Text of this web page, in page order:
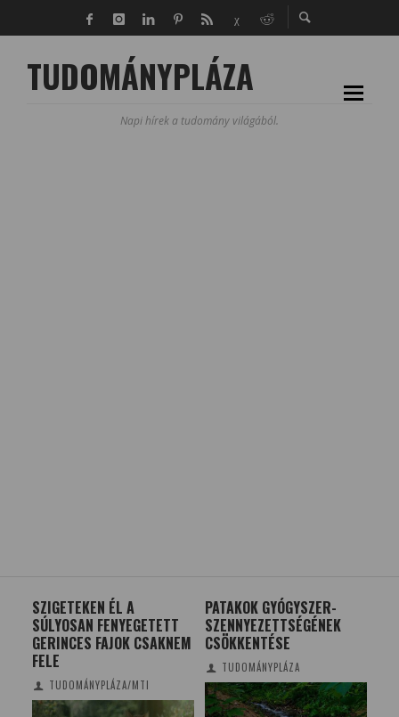
TUDOMÁNYPLÁZA
Napi hírek a tudomány világából.
SZIGETEKEN ÉL A
SÚLYOSAN FENYEGETETT
GERINCES FAJOK CSAKNEM
FELE
TUDOMÁNYPLÁZA/MTI
PATAKOK GYÓGYSZER-
SZENNYEZETTSÉGÉNEK
CSÖKKENTÉSE
TUDOMÁNYPLÁZA